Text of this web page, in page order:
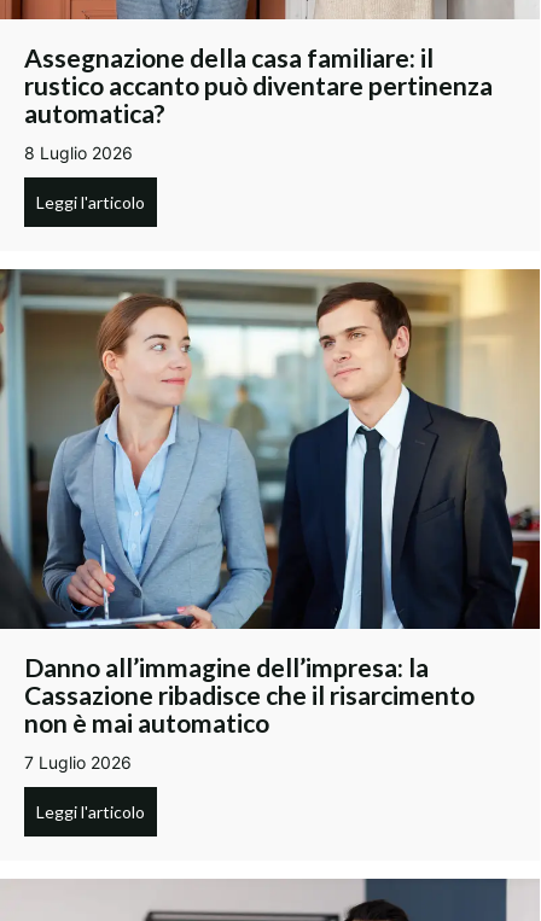
Assegnazione della casa familiare: il
rustico accanto può diventare pertinenza
automatica?
8 Luglio 2026
Leggi l'articolo
Danno all’immagine dell’impresa: la
Cassazione ribadisce che il risarcimento
non è mai automatico
7 Luglio 2026
Leggi l'articolo